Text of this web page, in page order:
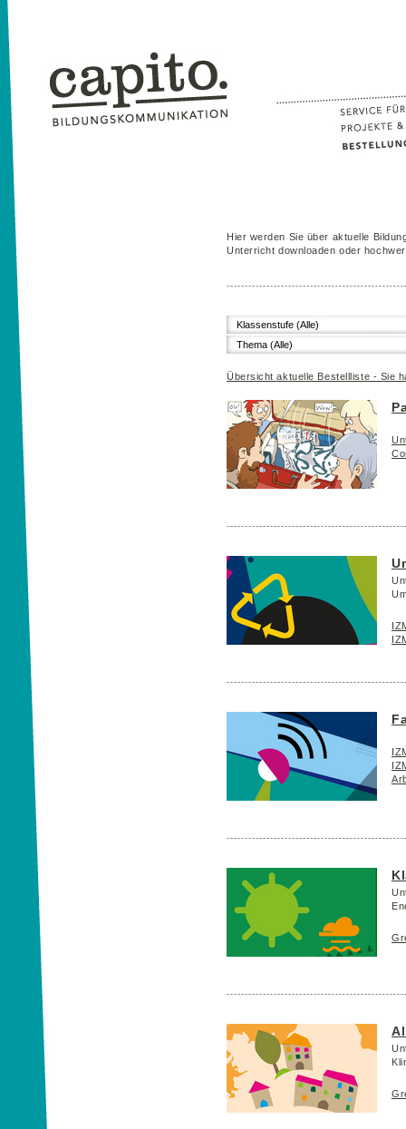
Hier werden Sie über aktuelle
Unterricht downloaden oder
Klassenstufe (Alle)
Thema (Alle)
Übersicht aktuelle Bestellliste - Sie